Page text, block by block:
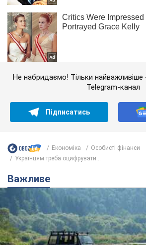
Не набридаємо! Тільки найважливіше
Telegram-канал
Підписатись
Економіка
Особисті фінанси
Українцям треба оцифрувати...
Важливе